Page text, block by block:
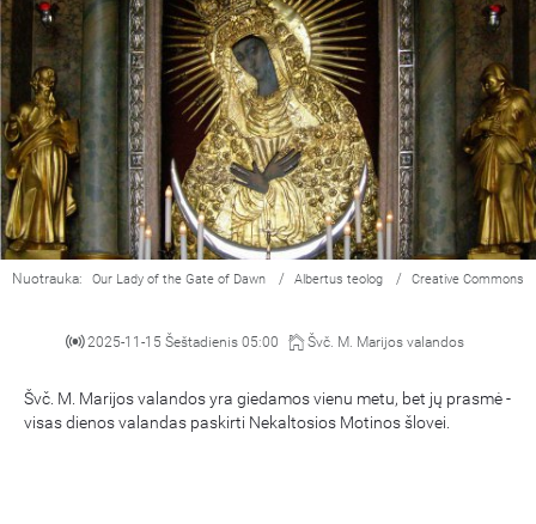
Nuotrauka: Our Lady of the Gate of Dawn / Albertus teolog / Creative Commons
2025-11-15 Šeštadienis 05:00 Švč. M. Marijos valandos
Švč. M. Marijos valandos yra giedamos vienu metu, bet jų prasmė -
visas dienos valandas paskirti Nekaltosios Motinos šlovei.